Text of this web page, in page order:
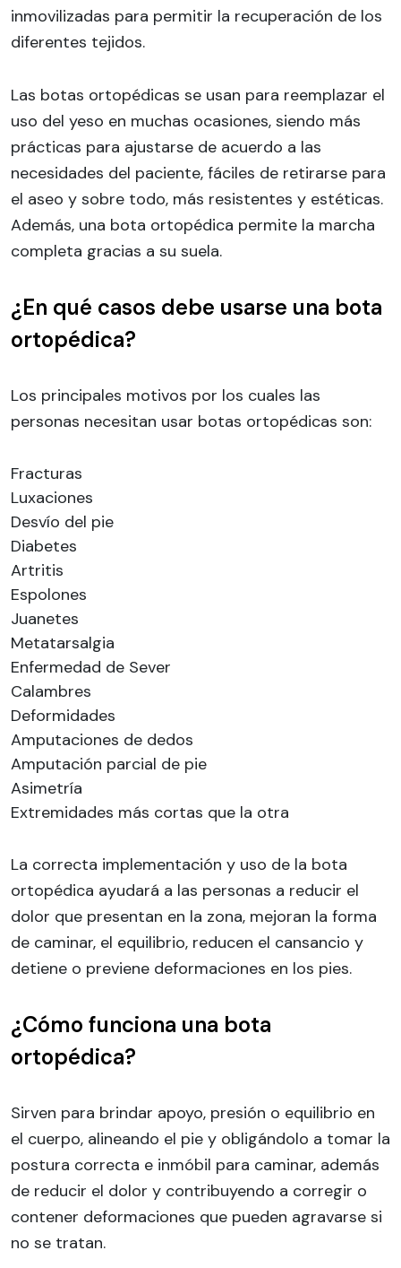
inmovilizadas para permitir la recuperación de los
diferentes tejidos.
Las botas ortopédicas se usan para reemplazar el
uso del yeso en muchas ocasiones, siendo más
prácticas para ajustarse de acuerdo a las
necesidades del paciente, fáciles de retirarse para
el aseo y sobre todo, más resistentes y estéticas.
Además, una bota ortopédica permite la marcha
completa gracias a su suela.
¿En qué casos debe usarse una bota
ortopédica?
Los principales motivos por los cuales las
personas necesitan usar botas ortopédicas son:
Fracturas
Luxaciones
Desvío del pie
Diabetes
Artritis
Espolones
Juanetes
Metatarsalgia
Enfermedad de Sever
Calambres
Deformidades
Amputaciones de dedos
Amputación parcial de pie
Asimetría
Extremidades más cortas que la otra
La correcta implementación y uso de la bota
ortopédica ayudará a las personas a reducir el
dolor que presentan en la zona, mejoran la forma
de caminar, el equilibrio, reducen el cansancio y
detiene o previene deformaciones en los pies.
¿Cómo funciona una bota
ortopédica?
Sirven para brindar apoyo, presión o equilibrio en
el cuerpo, alineando el pie y obligándolo a tomar la
postura correcta e inmóbil para caminar, además
de reducir el dolor y contribuyendo a corregir o
contener deformaciones que pueden agravarse si
no se tratan.